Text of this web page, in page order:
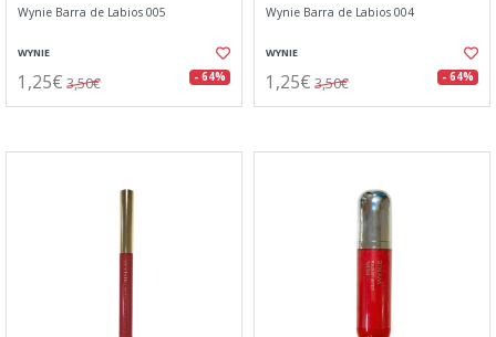
Wynie Barra de Labios 005
WYNIE
1,25€ 3,50€ - 64%
Wynie Barra de Labios 004
WYNIE
1,25€ 3,50€ - 64%